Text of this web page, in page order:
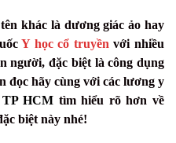
khác là dương giác ảo hay
Y học cổ truyền với nhiều
người, đặc biệt là công dụng
đọc hãy cùng với các lương y
HCM tìm hiểu rõ hơn về
biệt này nhé!